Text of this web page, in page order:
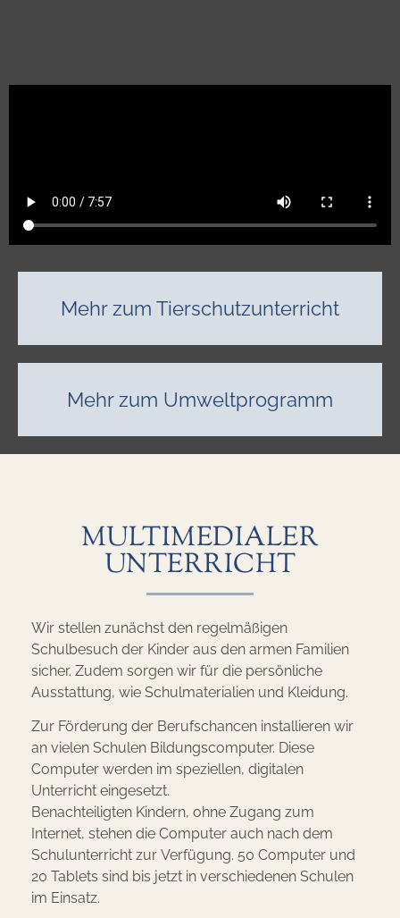
Mehr zum Tierschutzunterricht
Mehr zum Umweltprogramm
MULTIMEDIALER
UNTERRICHT
Wir stellen zunächst den regelmäßigen
Schulbesuch der Kinder aus den armen Familien
sicher. Zudem sorgen wir für die persönliche
Ausstattung, wie Schulmaterialien und Kleidung.
Zur Förderung der Berufschancen installieren wir
an vielen Schulen Bildungscomputer. Diese
Computer werden im speziellen, digitalen
Unterricht eingesetzt.
Benachteiligten Kindern, ohne Zugang zum
Internet, stehen die Computer auch nach dem
Schulunterricht zur Verfügung. 50 Computer und
20 Tablets sind bis jetzt in verschiedenen Schulen
im Einsatz.